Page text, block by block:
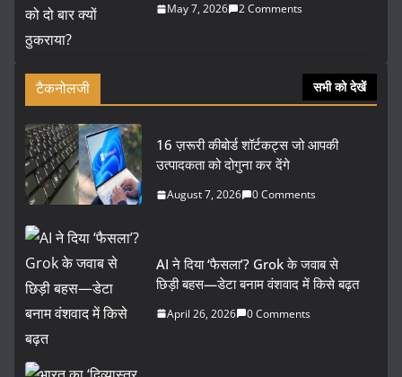
May 7, 2026 2 Comments
टैकनोलजी सभी को देखें
16 ज़रूरी कीबोर्ड शॉर्टकट्स जो आपकी
उत्पादकता को दोगुना कर देंगे
August 7, 2026 0 Comments
AI ने दिया ‘फैसला’? Grok के जवाब से
छिड़ी बहस—डेटा बनाम वंशवाद में किसे बढ़त
April 26, 2026 0 Comments